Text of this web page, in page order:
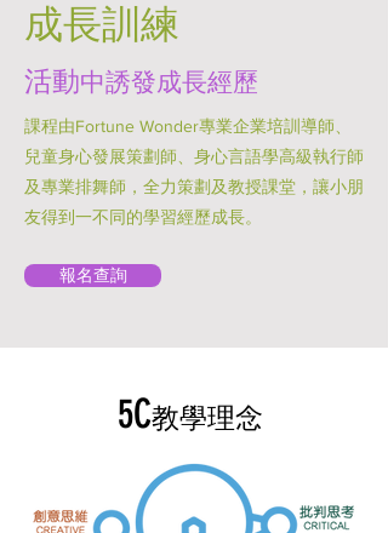
成長訓練
活動中誘發成長經歷
課程由Fortune Wonder專業企業培訓導師、
兒童身心發展策劃師、身心言語學高級執行師
及專業排舞師，全力策劃及教授課堂，讓小朋
友得到一不同的學習經歷成長。
報名查詢
5C教學理念